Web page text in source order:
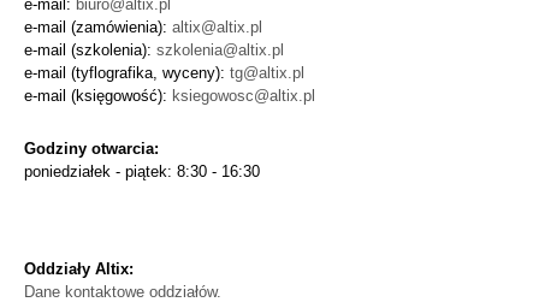
e-mail: biuro@altix.pl
e-mail (zamówienia): altix@altix.pl
e-mail (szkolenia): szkolenia@altix.pl
e-mail (tyflografika, wyceny): tg@altix.pl
e-mail (księgowość): ksiegowosc@altix.pl
Godziny otwarcia:
poniedziałek - piątek: 8:30 - 16:30
Oddziały Altix:
Dane kontaktowe oddziałów.